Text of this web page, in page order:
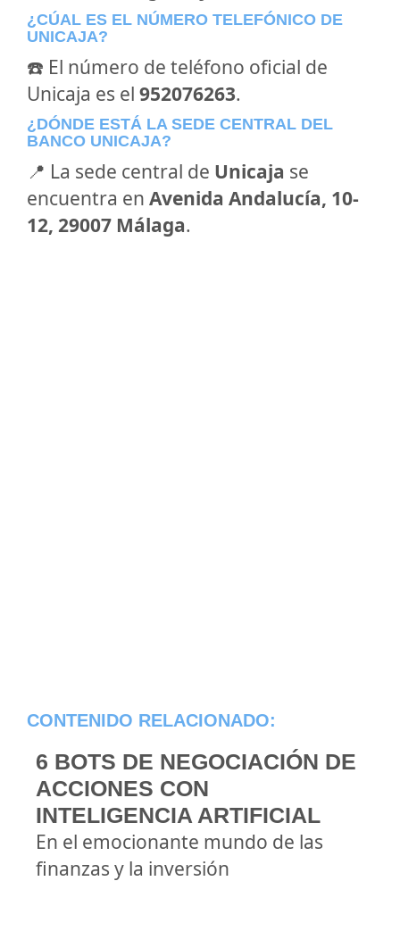
¿CÚAL ES EL NÚMERO TELEFÓNICO DE
UNICAJA?
☎️ El número de teléfono oficial de
Unicaja es el 952076263.
¿DÓNDE ESTÁ LA SEDE CENTRAL DEL
BANCO UNICAJA?
📍 La sede central de Unicaja se
encuentra en Avenida Andalucía, 10-
12, 29007 Málaga.
CONTENIDO RELACIONADO:
6 BOTS DE NEGOCIACIÓN DE
ACCIONES CON
INTELIGENCIA ARTIFICIAL
En el emocionante mundo de las
finanzas y la inversión